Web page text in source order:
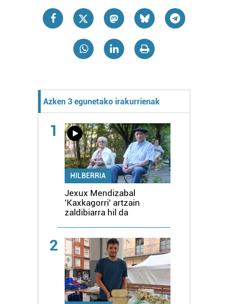
Azken 3 egunetako irakurrienak
1
HILBERRIA
Jexux Mendizabal
'Kaxkagorri' artzain
zaldibiarra hil da
2